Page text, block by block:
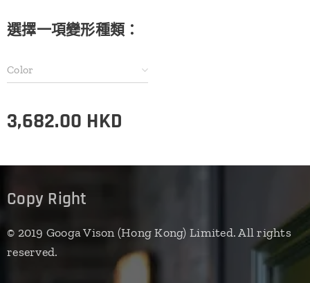
選擇一項變形種類：
Color
3,682.00 HKD
Copy Right
© 2019 Googa Vison (Hong Kong) Limited. All rights
reserved.